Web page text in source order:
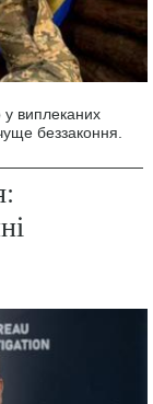
у виплеканих
беззаконня.